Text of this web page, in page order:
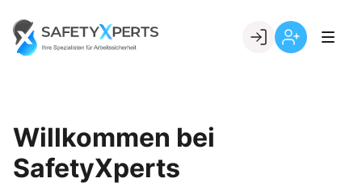
content
Go to landing page.
Willkommen bei
SafetyXperts